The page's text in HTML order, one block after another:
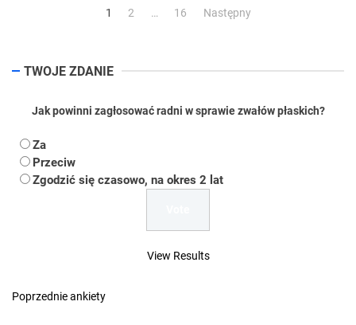
Stronicowanie1 2 … 16 Następny
TWOJE ZDANIE
Jak powinni zagłosować radni w sprawie zwałów płaskich?
Za
Przeciw
Zgodzić się czasowo, na okres 2 lat
View Results
Poprzednie ankiety